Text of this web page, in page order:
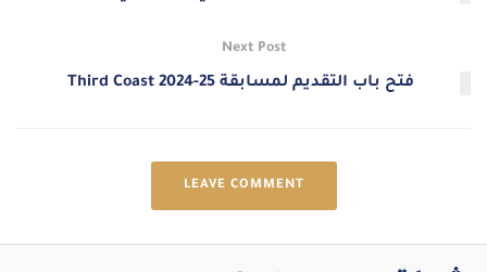
Next Post
فتح باب التقديم لمسابقة Third Coast 2024-25
LEAVE COMMENT